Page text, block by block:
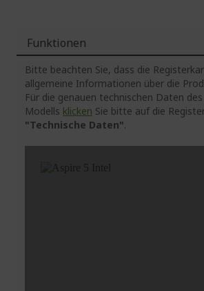
Funktionen
Bitte beachten Sie, dass die
allgemeine Informationen über die
Für die genauen technischen Daten
Modells klicken Sie bitte auf die
"Technische Daten".